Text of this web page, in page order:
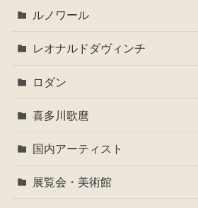
ルノワール
レオナルドダヴィンチ
ロダン
喜多川歌麿
国内アーティスト
展覧会・美術館